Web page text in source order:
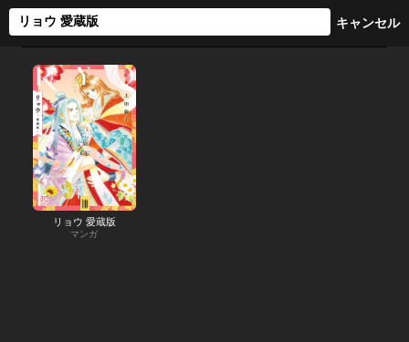
リョウ 愛蔵版
マンガ